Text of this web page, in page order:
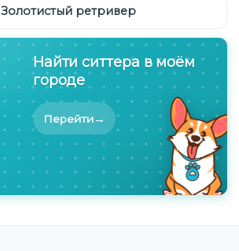
Золотистый ретривер
Найти ситтера в моём
городе
Перейти→